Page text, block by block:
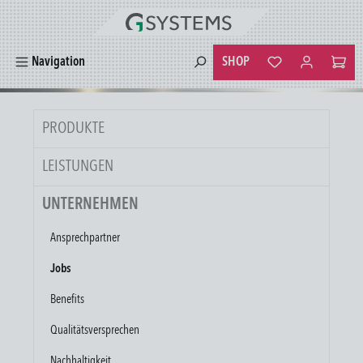
springen
Navigation SHOP
Du hast 0
PRODUKTE
LEISTUNGEN
UNTERNEHMEN
Ansprechpartner
Jobs
Benefits
Qualitätsversprechen